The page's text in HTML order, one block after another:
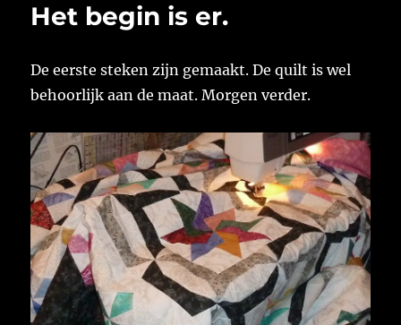
Het begin is er.
De eerste steken zijn gemaakt. De quilt is wel
behoorlijk aan de maat. Morgen verder.